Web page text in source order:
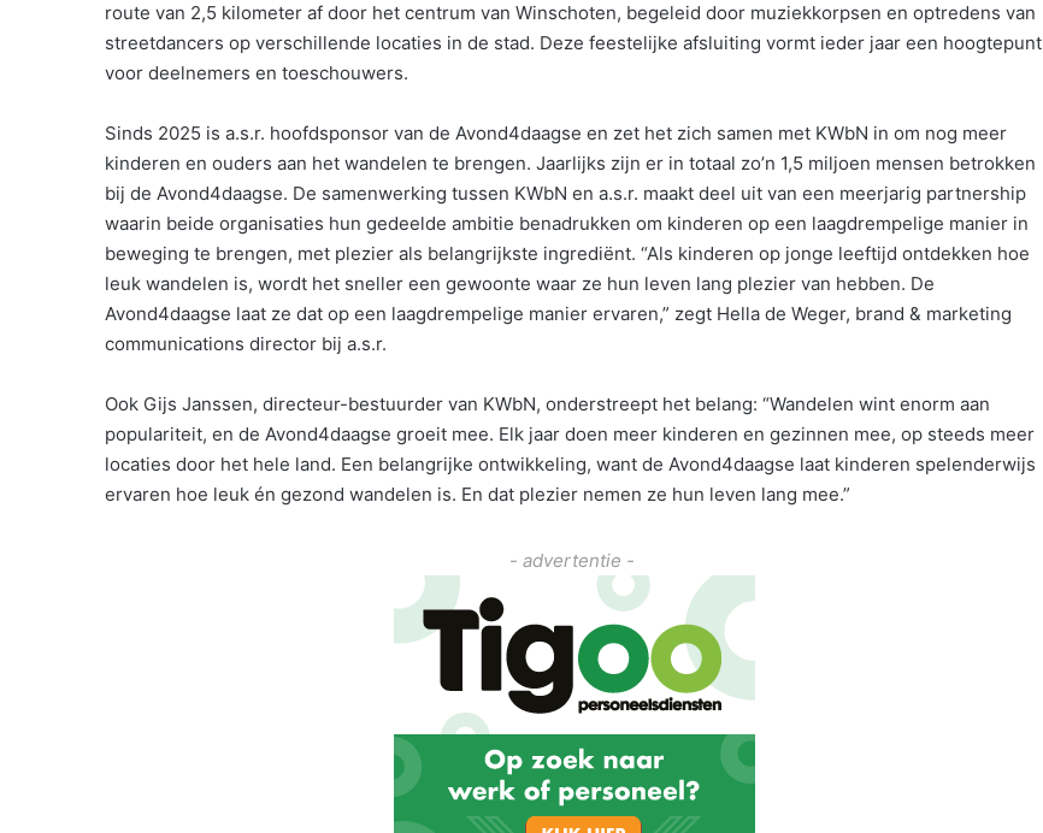
route van 2,5 kilometer af door het centrum van Winschoten, begeleid door muziekkorpsen en optredens van
streetdancers op verschillende locaties in de stad. Deze feestelijke afsluiting vormt ieder jaar een hoogtepunt
voor deelnemers en toeschouwers.
Sinds 2025 is a.s.r. hoofdsponsor van de Avond4daagse en zet het zich samen met KWbN in om nog meer
kinderen en ouders aan het wandelen te brengen. Jaarlijks zijn er in totaal zo’n 1,5 miljoen mensen betrokken
bij de Avond4daagse. De samenwerking tussen KWbN en a.s.r. maakt deel uit van een meerjarig partnership
waarin beide organisaties hun gedeelde ambitie benadrukken om kinderen op een laagdrempelige manier in
beweging te brengen, met plezier als belangrijkste ingrediënt. “Als kinderen op jonge leeftijd ontdekken hoe
leuk wandelen is, wordt het sneller een gewoonte waar ze hun leven lang plezier van hebben. De
Avond4daagse laat ze dat op een laagdrempelige manier ervaren,” zegt Hella de Weger, brand & marketing
communications director bij a.s.r.
Ook Gijs Janssen, directeur-bestuurder van KWbN, onderstreept het belang: “Wandelen wint enorm aan
populariteit, en de Avond4daagse groeit mee. Elk jaar doen meer kinderen en gezinnen mee, op steeds meer
locaties door het hele land. Een belangrijke ontwikkeling, want de Avond4daagse laat kinderen spelenderwijs
ervaren hoe leuk én gezond wandelen is. En dat plezier nemen ze hun leven lang mee.”
- advertentie -